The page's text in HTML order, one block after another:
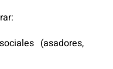
(asadores,